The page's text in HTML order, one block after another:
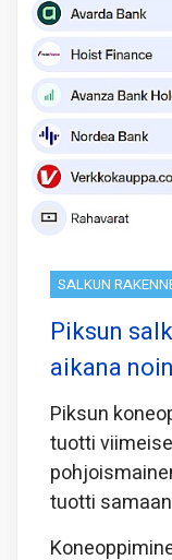
SALKUN
Piksun
aikana
Piksun
tuotti
tuotti